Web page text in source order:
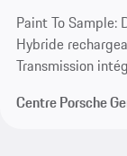
Paint To Sample:
Hybride
Transmission
Centre Porsche